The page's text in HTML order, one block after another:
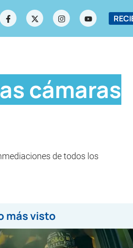
cámaras
de todos los
más visto